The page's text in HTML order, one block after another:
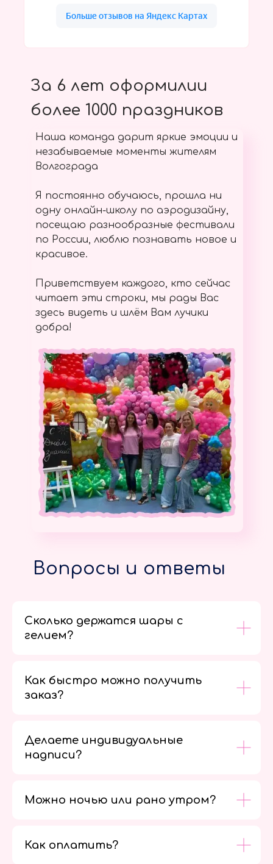
За 6 лет оформилии
более 1000 праздников
Наша команда дарит яркие эмоции и
незабываемые моменты жителям
Волгограда
Я постоянно обучаюсь, прошла ни
одну онлайн-школу по аэродизайну,
посещаю разнообразные фестивали
по России, люблю познавать новое и
красивое.
Приветствуем каждого, кто сейчас
читает эти строки, мы рады Вас
здесь видеть и шлём Вам лучики
добра!
Вопросы и ответы
Сколько держатся шары с
гелием?
Как быстро можно получить
заказ?
Делаете индивидуальные
надписи?
Можно ночью или рано утром?
Как оплатить?